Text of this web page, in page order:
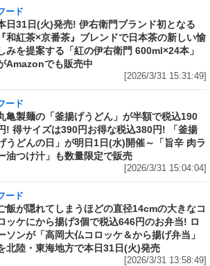
ード
日31日(火)発売! 伊右衛門ブランド初となる
『和紅茶×京番茶』ブレンドで日本茶の新しい愉
みを提案する「紅の伊右衛門 600ml×24本」
Amazonでも販売中
[2026/3/31 15:31:49]
ード
亀製麺の「釜揚げうどん」が半額で税込190
! 得サイズは390円お得な税込380円! 「釜揚
うどんの日」が明日1日(水)開催～「旨辛 肉ラ
油つけ汁」も数量限定で販売
[2026/3/31 15:04:04]
ード
飯が隠れてしまうほどの直径14cmの大きなコ
ッケにから揚げ3個で税込646円のお弁当! ロ
ソンが「高岡大仏コロッケ＆から揚げ弁当」
北陸・東海地方で本日31日(火)発売
[2026/3/31 13:58:49]